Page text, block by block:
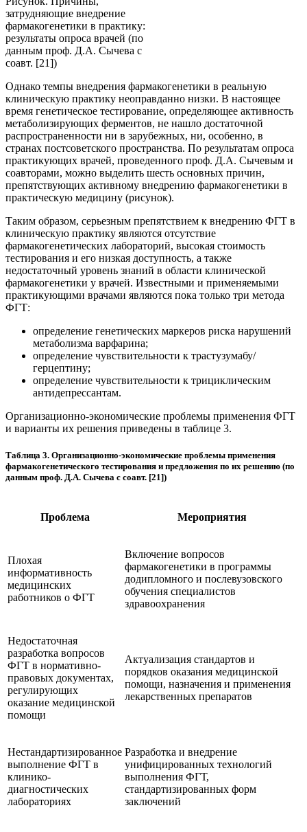
затрудняющие внедрение
фармакогенетики в практику:
результаты опроса врачей (по
данным проф. Д.А. Сычева с
соавт. [21])
Однако темпы внедрения фармакогенетики в реальную
клиническую практику неоправданно низки. В настоящее
время генетическое тестирование, определяющее активность
метаболизирующих ферментов, не нашло достаточной
распространенности ни в зарубежных, ни, особенно, в
странах постсоветского пространства. По результатам опроса
практикующих врачей, проведенного проф. Д.А. Сычевым и
соавторами, можно выделить шесть основных причин,
препятствующих активному внедрению фармакогенетики в
практическую медицину (рисунок).
Таким образом, серьезным препятствием к внедрению ФГТ в
клиническую практику являются отсутствие
фармакогенетических лабораторий, высокая стоимость
тестирования и его низкая доступность, а также
недостаточный уровень знаний в области клинической
фармакогенетики у врачей. Известными и применяемыми
практикующими врачами являются пока только три метода
ФГТ:
определение генетических маркеров риска нарушений
метаболизма варфарина;
определение чувствительности к трастузумабу/
герцептину;
определение чувствительности к трициклическим
антидепрессантам.
Организационно-экономические проблемы применения ФГТ
и варианты их решения приведены в таблице 3.
Таблица 3. Организационно-экономические проблемы применения
фармакогенетического тестирования и предложения по их решению (по
данным проф. Д.А. Сычева с соавт. [21])
Проблема Мероприятия
Плохая
информативность
медицинских
работников о ФГТ
Включение вопросов
фармакогенетики в программы
додипломного и послевузовского
обучения специалистов
здравоохранения
Недостаточная
разработка вопросов
ФГТ в нормативно-
правовых документах,
регулирующих
оказание медицинской
помощи
Актуализация стандартов и
порядков оказания медицинской
помощи, назначения и применения
лекарственных препаратов
Нестандартизированное
выполнение ФГТ в
клинико-
диагностических
лабораториях
Разработка и внедрение
унифицированных технологий
выполнения ФГТ,
стандартизированных форм
заключений